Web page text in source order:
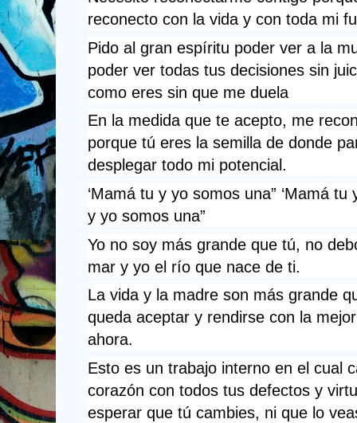
reconecto con la vida y con toda mi
Pido al gran espíritu poder ver a la
poder ver todas tus decisiones sin
como eres sin que me duela
En la medida que te acepto, me
porque tú eres la semilla de donde
desplegar todo mi potencial.
‘Mamá tu y yo somos una” ‘Mamá tu
y yo somos una”
Yo no soy más grande que tú, no
mar y yo el río que nace de ti.
La vida y la madre son más grande
queda aceptar y rendirse con la
ahora.
Esto es un trabajo interno en el cual
corazón con todos tus defectos y
esperar que tú cambies, ni que lo